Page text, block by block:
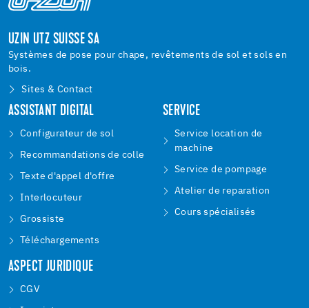
UZIN UTZ SUISSE SA
Systèmes de pose pour chape, revêtements de sol et sols en
bois.
Sites & Contact
ASSISTANT DIGITAL
Configurateur de sol
Recommandations de colle
Texte d'appel d'offre
Interlocuteur
Grossiste
Téléchargements
SERVICE
Service location de
machine
Service de pompage
Atelier de reparation
Cours spécialisés
ASPECT JURIDIQUE
CGV